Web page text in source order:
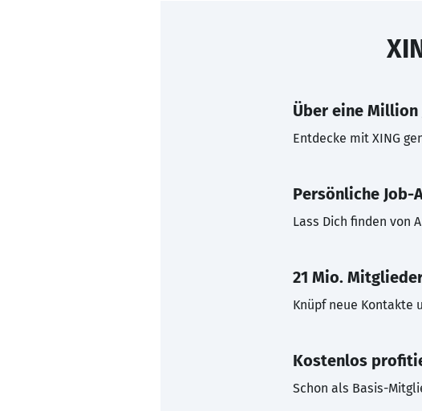
Über eine Million
Entdecke mit XING
Persönliche Job-
Lass Dich finden von
21 Mio.
Knüpf neue Kontakte
Kostenlos
Schon als Basis-